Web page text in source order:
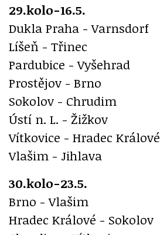
29.kolo-16.5.
Dukla Praha - Varnsdorf
Líšeň - Třinec
Pardubice - Vyšehrad
Prostějov - Brno
Sokolov - Chrudim
Ústí n. L. - Žižkov
Vítkovice - Hradec Králové
Vlašim - Jihlava
30.kolo-23.5.
Brno - Vlašim
Hradec Králové - Sokolov